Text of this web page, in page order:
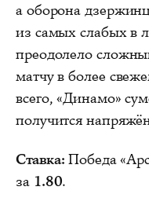
а оборона
из самых слабых в
преодолело
матчу в более
всего, «Динамо»
получится
Ставка: Победа
за 1.80.